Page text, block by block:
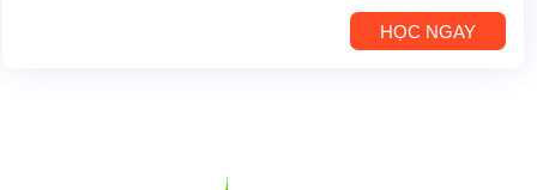
HỌC NGAY